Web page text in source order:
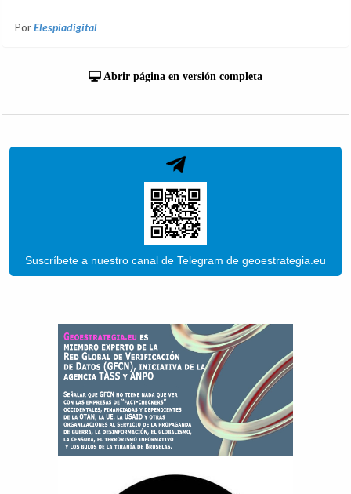
PorElespiadigital
Abrir página en versión completa
Suscríbete a nuestro canal de Telegram de geoestrategia.eu